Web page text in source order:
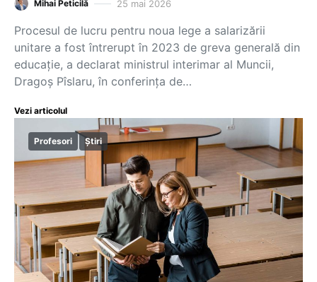
Mihai Peticilă 25 mai 2026
Procesul de lucru pentru noua lege a salarizării
unitare a fost întrerupt în 2023 de greva generală din
educație, a declarat ministrul interimar al Muncii,
Dragoș Pîslaru, în conferința de…
Vezi articolul
Profesori Știri